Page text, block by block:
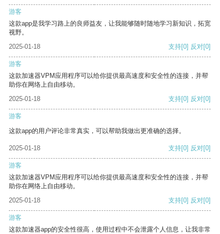
游客
这款app是我学习路上的良师益友，让我能够随时随地学习新知识，拓宽
视野。
2025-01-18
支持[0] 反对[0]
游客
这款加速器VPM应用程序可以给你提供最高速度和安全性的连接，并帮
助你在网络上自由移动。
2025-01-18
支持[0] 反对[0]
游客
这款app的用户评论非常真实，可以帮助我做出更准确的选择。
2025-01-18 支持[0] 反对[0]
游客
这款加速器VPM应用程序可以给你提供最高速度和安全性的连接，并帮
助你在网络上自由移动。
2025-01-18
支持[0] 反对[0]
游客
这款加速器app的安全性很高，使用过程中不会泄露个人信息，让我非常